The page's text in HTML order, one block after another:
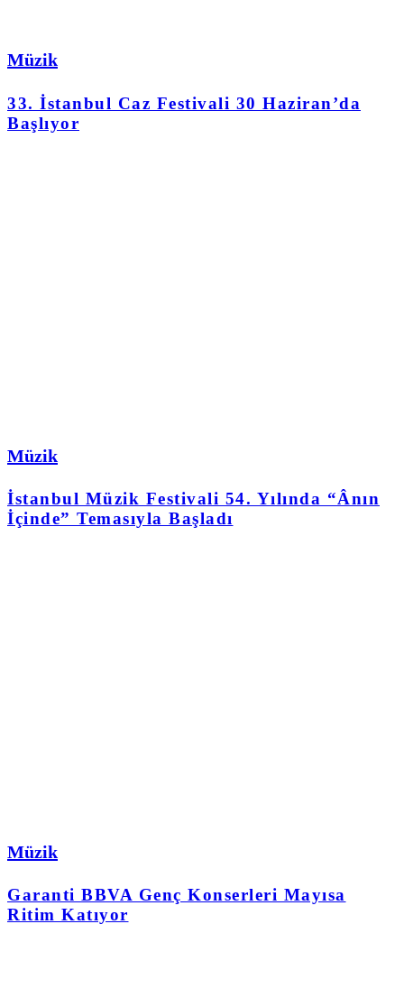
Müzik
33. İstanbul Caz Festivali 30 Haziran’da
Başlıyor
Müzik
İstanbul Müzik Festivali 54. Yılında “Ânın
İçinde” Temasıyla Başladı
Müzik
Garanti BBVA Genç Konserleri Mayısa
Ritim Katıyor